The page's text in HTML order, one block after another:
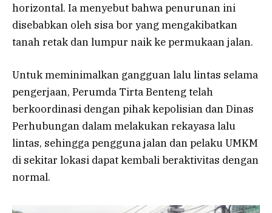
horizontal. Ia menyebut bahwa penurunan ini
disebabkan oleh sisa bor yang mengakibatkan
tanah retak dan lumpur naik ke permukaan jalan.
Untuk meminimalkan gangguan lalu lintas selama
pengerjaan, Perumda Tirta Benteng telah
berkoordinasi dengan pihak kepolisian dan Dinas
Perhubungan dalam melakukan rekayasa lalu
lintas, sehingga pengguna jalan dan pelaku UMKM
di sekitar lokasi dapat kembali beraktivitas dengan
normal.